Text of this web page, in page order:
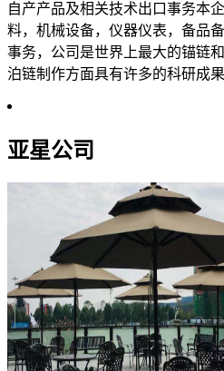
自产产品及相关技术出口事务本
料，机械设备，仪器仪表，备品
事务，公司是世界上最大的锚链
泊链制作方面具有许多的科研成
亚星公司